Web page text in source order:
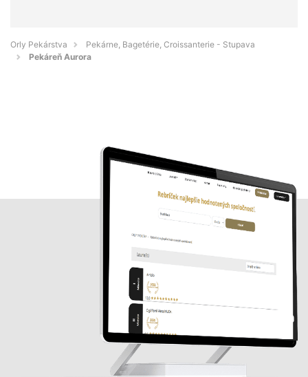
Orly Pekárstva
Pekárne, Bagetérie, Croissanterie - Stupava
Pekáreň Aurora